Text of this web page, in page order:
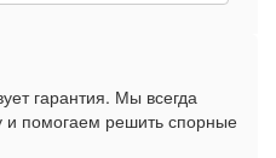
гарантия. Мы всегда
и помогаем решить спорные